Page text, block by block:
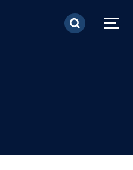
Přejít k hlavnímu